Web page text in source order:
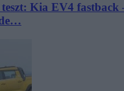
Kia EV4 fastback